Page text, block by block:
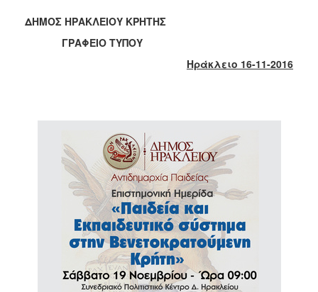
2020
2019
2013
2012
2011
2006
ΔΗΜΟΣ ΗΡΑΚΛΕΙΟΥ ΚΡΗΤΗΣ
ΓΡΑΦΕΙΟ ΤΥΠΟΥ
Ηράκλειο 16-11-2016